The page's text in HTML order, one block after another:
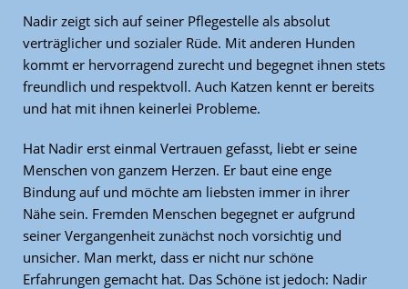
Nadir zeigt sich auf seiner Pflegestelle als absolut
verträglicher und sozialer Rüde. Mit anderen Hunden
kommt er hervorragend zurecht und begegnet ihnen stets
freundlich und respektvoll. Auch Katzen kennt er bereits
und hat mit ihnen keinerlei Probleme.
Hat Nadir erst einmal Vertrauen gefasst, liebt er seine
Menschen von ganzem Herzen. Er baut eine enge
Bindung auf und möchte am liebsten immer in ihrer
Nähe sein. Fremden Menschen begegnet er aufgrund
seiner Vergangenheit zunächst noch vorsichtig und
unsicher. Man merkt, dass er nicht nur schöne
Erfahrungen gemacht hat. Das Schöne ist jedoch: Nadir